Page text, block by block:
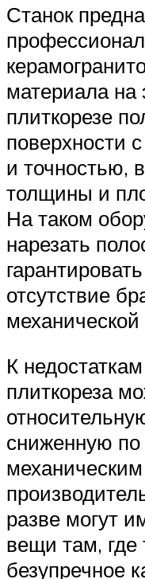
Станок
материала на
плиткорезе
поверхности
и точностью,
толщины и
На таком
нарезать
отсутствие
механической
К
плиткореза
сниженную
разве могут
вещи там, где
безупречное